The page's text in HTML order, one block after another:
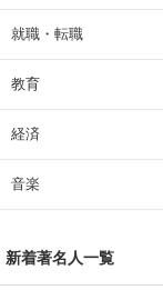
就職・転職
教育
経済
音楽
新着著名人一覧